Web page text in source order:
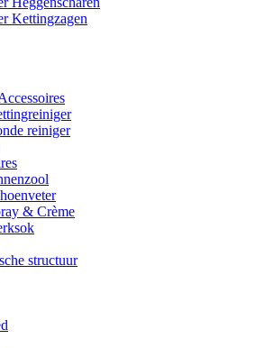
Kettingzagen
reiniger
& Crème
structuur